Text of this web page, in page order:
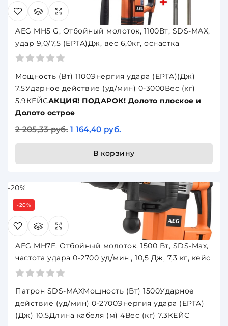
AEG MH5 G, Отбойный молоток, 1100Вт, SDS-MAX,
удар 9,0/7,5 (EPTA)Дж, вес 6,0кг, оснастка
Мощность (Вт) 1100Энергия удара (EPTA)(Дж)
7.5Ударное действие (уд/мин) 0-3000Вес (кг)
5.9КЕЙСАКЦИЯ! ПОДАРОК! Долото плоское и
Долото острое
2 205,33 руб. 1 164,40 руб.
В корзину
-20%
-20%
AEG MH7E, Отбойный молоток, 1500 Вт, SDS-Max,
частота удара 0-2700 уд/мин., 10,5 Дж, 7,3 кг, кейс
Патрон SDS-MAXМощность (Вт) 1500Ударное
действие (уд/мин) 0-2700Энергия удара (EPTA)
(Дж) 10.5Длина кабеля (м) 4Вес (кг) 7.3КЕЙС